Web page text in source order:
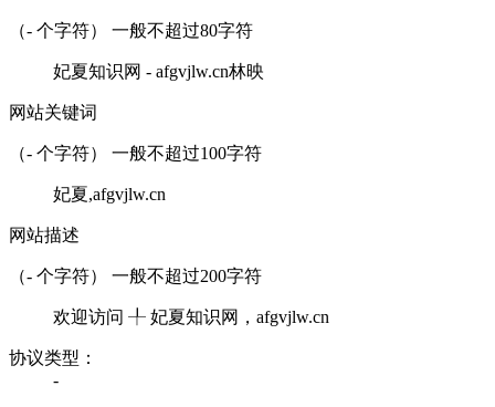
（- 个字符） 一般不超过80字符
妃夏知识网 - afgvjlw.cn林映
网站关键词
（- 个字符） 一般不超过100字符
妃夏,afgvjlw.cn
网站描述
（- 个字符） 一般不超过200字符
欢迎访问 ╀ 妃夏知识网，afgvjlw.cn
协议类型：
-